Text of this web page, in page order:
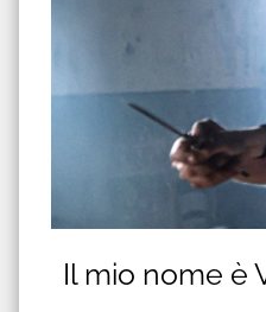
Il mio nome è